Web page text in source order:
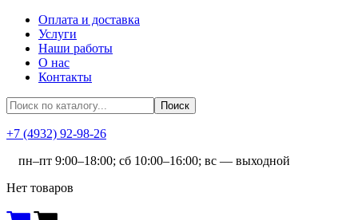
Оплата и доставка
Услуги
Наши работы
О нас
Контакты
+7 (4932) 92-98-26
пн–пт 9:00–18:00; сб 10:00–16:00; вс — выходной
Нет товаров